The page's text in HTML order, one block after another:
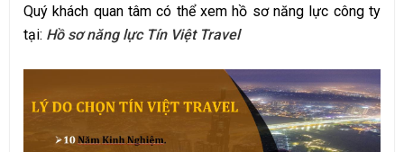
Quý khách quan tâm có thể xem hồ sơ năng lực công ty
tại: Hồ sơ năng lực Tín Việt Travel